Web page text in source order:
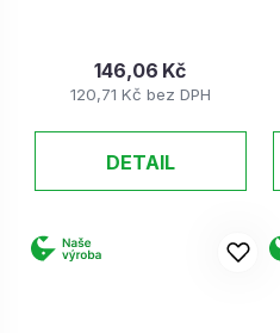
120,71 Kč bez DPH
146,06 Kč
DETAIL